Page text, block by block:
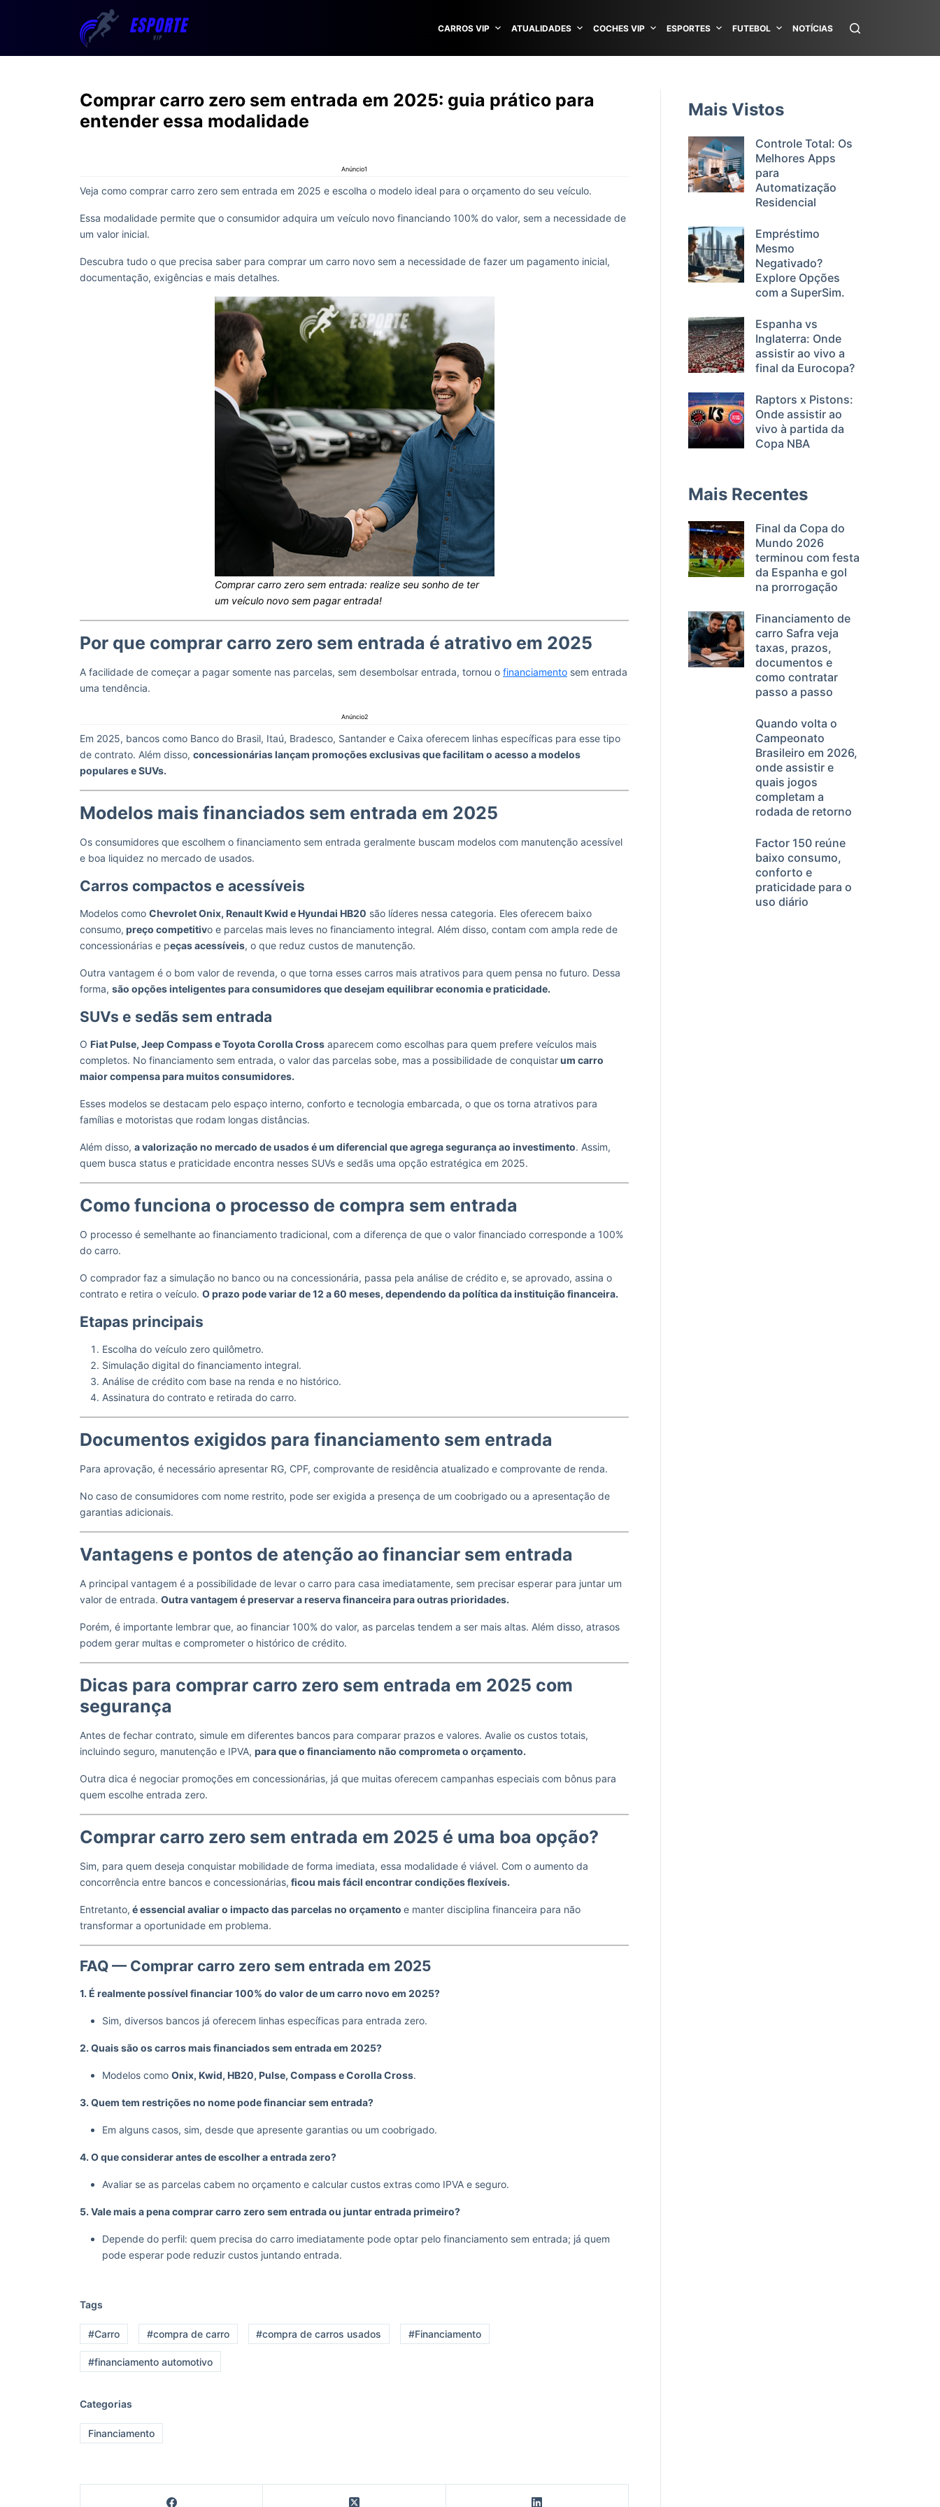
CARROS VIP ATUALIDADES COCHES VIP ESPORTES FUTEBOL NOTÍCIAS
Comprar carro zero sem entrada em 2025: guia prático para
entender essa modalidade
Anúncio1
Veja como comprar carro zero sem entrada em 2025 e escolha o modelo ideal para o orçamento do seu veículo.
Essa modalidade permite que o consumidor adquira um veículo novo financiando 100% do valor, sem a necessidade de
um valor inicial.
Descubra tudo o que precisa saber para comprar um carro novo sem a necessidade de fazer um pagamento inicial,
documentação, exigências e mais detalhes.
Comprar carro zero sem entrada: realize seu sonho de ter
um veículo novo sem pagar entrada!
Por que comprar carro zero sem entrada é atrativo em 2025
A facilidade de começar a pagar somente nas parcelas, sem desembolsar entrada, tornou o financiamento sem entrada
uma tendência.
Anúncio2
Em 2025, bancos como Banco do Brasil, Itaú, Bradesco, Santander e Caixa oferecem linhas específicas para esse tipo
de contrato. Além disso, concessionárias lançam promoções exclusivas que facilitam o acesso a modelos
populares e SUVs.
Modelos mais financiados sem entrada em 2025
Os consumidores que escolhem o financiamento sem entrada geralmente buscam modelos com manutenção acessível
e boa liquidez no mercado de usados.
Carros compactos e acessíveis
Modelos como Chevrolet Onix, Renault Kwid e Hyundai HB20 são líderes nessa categoria. Eles oferecem baixo
consumo, preço competitivo e parcelas mais leves no financiamento integral. Além disso, contam com ampla rede de
concessionárias e peças acessíveis, o que reduz custos de manutenção.
Outra vantagem é o bom valor de revenda, o que torna esses carros mais atrativos para quem pensa no futuro. Dessa
forma, são opções inteligentes para consumidores que desejam equilibrar economia e praticidade.
SUVs e sedãs sem entrada
O Fiat Pulse, Jeep Compass e Toyota Corolla Cross aparecem como escolhas para quem prefere veículos mais
completos. No financiamento sem entrada, o valor das parcelas sobe, mas a possibilidade de conquistarum carro
maior compensa para muitos consumidores.
Esses modelos se destacam pelo espaço interno, conforto e tecnologia embarcada, o que os torna atrativos para
famílias e motoristas que rodam longas distâncias.
Além disso, a valorização no mercado de usados é um diferencial que agrega segurança ao investimento. Assim,
quem busca status e praticidade encontra nesses SUVs e sedãs uma opção estratégica em 2025.
Como funciona o processo de compra sem entrada
O processo é semelhante ao financiamento tradicional, com a diferença de que o valor financiado corresponde a 100%
do carro.
O comprador faz a simulação no banco ou na concessionária, passa pela análise de crédito e, se aprovado, assina o
contrato e retira o veículo. O prazo pode variar de 12 a 60 meses, dependendo da política da instituição financeira.
Etapas principais
Escolha do veículo zero quilômetro.
Simulação digital do financiamento integral.
Análise de crédito com base na renda e no histórico.
Assinatura do contrato e retirada do carro.
Documentos exigidos para financiamento sem entrada
Para aprovação, é necessário apresentar RG, CPF, comprovante de residência atualizado e comprovante de renda.
No caso de consumidores com nome restrito, pode ser exigida a presença de um coobrigado ou a apresentação de
garantias adicionais.
Vantagens e pontos de atenção ao financiar sem entrada
A principal vantagem é a possibilidade de levar o carro para casa imediatamente, sem precisar esperar para juntar um
valor de entrada. Outra vantagem é preservar a reserva financeira para outras prioridades.
Porém, é importante lembrar que, ao financiar 100% do valor, as parcelas tendem a ser mais altas. Além disso, atrasos
podem gerar multas e comprometer o histórico de crédito.
Dicas para comprar carro zero sem entrada em 2025 com
segurança
Antes de fechar contrato, simule em diferentes bancos para comparar prazos e valores. Avalie os custos totais,
incluindo seguro, manutenção e IPVA, para que o financiamento não comprometa o orçamento.
Outra dica é negociar promoções em concessionárias, já que muitas oferecem campanhas especiais com bônus para
quem escolhe entrada zero.
Comprar carro zero sem entrada em 2025 é uma boa opção?
Sim, para quem deseja conquistar mobilidade de forma imediata, essa modalidade é viável. Com o aumento da
concorrência entre bancos e concessionárias, ficou mais fácil encontrar condições flexíveis.
Entretanto, é essencial avaliar o impacto das parcelas no orçamento e manter disciplina financeira para não
transformar a oportunidade em problema.
FAQ — Comprar carro zero sem entrada em 2025
1. É realmente possível financiar 100% do valor de um carro novo em 2025?
Sim, diversos bancos já oferecem linhas específicas para entrada zero.
2. Quais são os carros mais financiados sem entrada em 2025?
Modelos como Onix, Kwid, HB20, Pulse, Compass e Corolla Cross.
3. Quem tem restrições no nome pode financiar sem entrada?
Em alguns casos, sim, desde que apresente garantias ou um coobrigado.
4. O que considerar antes de escolher a entrada zero?
Avaliar se as parcelas cabem no orçamento e calcular custos extras como IPVA e seguro.
5. Vale mais a pena comprar carro zero sem entrada ou juntar entrada primeiro?
Depende do perfil: quem precisa do carro imediatamente pode optar pelo financiamento sem entrada; já quem
pode esperar pode reduzir custos juntando entrada.
Tags
#Carro #compra de carro #compra de carros usados #Financiamento
#financiamento automotivo
Categorias
Financiamento
Mais Vistos
Controle Total: Os
Melhores Apps
para
Automatização
Residencial
Empréstimo
Mesmo
Negativado?
Explore Opções
com a SuperSim.
Espanha vs
Inglaterra: Onde
assistir ao vivo a
final da Eurocopa?
Raptors x Pistons:
Onde assistir ao
vivo à partida da
Copa NBA
Mais Recentes
Final da Copa do
Mundo 2026
terminou com festa
da Espanha e gol
na prorrogação
Financiamento de
carro Safra veja
taxas, prazos,
documentos e
como contratar
passo a passo
Quando volta o
Campeonato
Brasileiro em 2026,
onde assistir e
quais jogos
completam a
rodada de retorno
Factor 150 reúne
baixo consumo,
conforto e
praticidade para o
uso diário